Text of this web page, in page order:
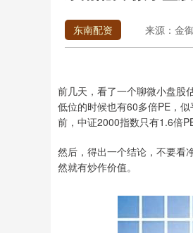
东南配资 来源：金
前几天，看了一个聊微小盘股
低位的时候也有60多倍PE，
前，中证2000指数只有1.6倍
然后，得出一个结论，不要看
然就有炒作价值。